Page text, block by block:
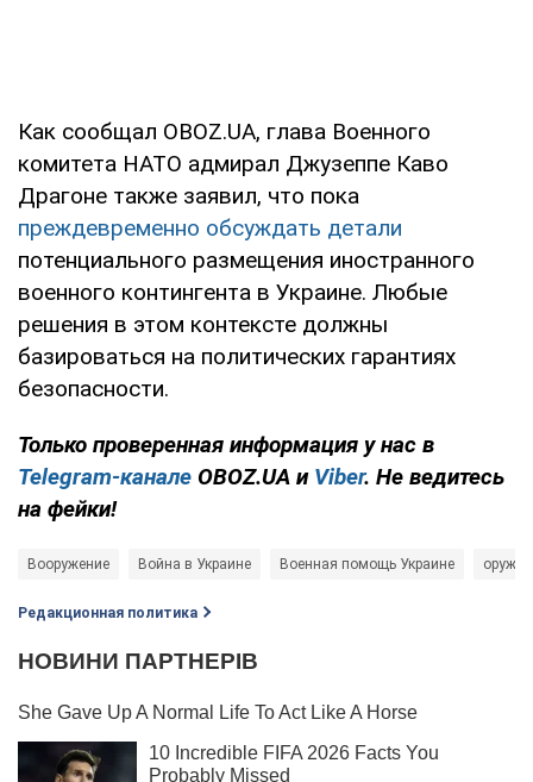
Как сообщал OBOZ.UA, глава Военного
комитета НАТО адмирал Джузеппе Каво
Драгоне также заявил, что пока
преждевременно обсуждать детали
потенциального размещения иностранного
военного контингента в Украине. Любые
решения в этом контексте должны
базироваться на политических гарантиях
безопасности.
Только проверенная информация у нас в
Telegram-канале OBOZ.UA и Viber. Не ведитесь
на фейки!
Вооружение Война в Украине Военная помощь Украине оружие
Редакционная политика